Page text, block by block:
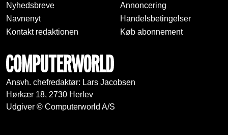
Nyhedsbreve
Navnenyt
Kontakt redaktionen
Annoncering
Handelsbetingelser
Køb abonnement
Ansvh. chefredaktør: Lars Jacobsen
Hørkær 18, 2730 Herlev
Udgiver © Computerworld A/S